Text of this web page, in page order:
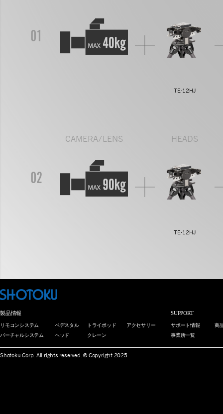
01
TE-12HJ
02
CAMERA/LENS HEADS
TE-12HJ
製品情報
リモコンシステム
バーチャルシステム
ペデスタル
ヘッド
トライポッド
クレーン
アクセサリー
SUPPORT
サポート情報
事業所一覧
商
Shotoku Corp. All rights reserved. © Copyright 2025